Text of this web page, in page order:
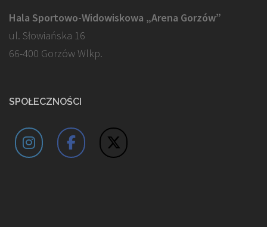
Hala Sportowo-Widowiskowa „Arena Gorzów”
ul. Słowiańska 16
66-400 Gorzów Wlkp.
SPOŁECZNOŚCI